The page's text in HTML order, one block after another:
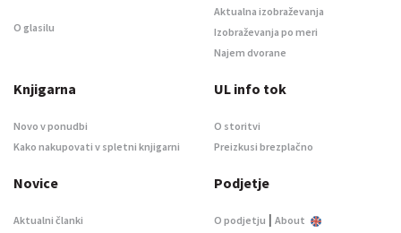
O glasilu
Aktualna izobraževanja
Izobraževanja po meri
Najem dvorane
Knjigarna
Novo v ponudbi
Kako nakupovati v spletni knjigarni
UL info tok
O storitvi
Preizkusi brezplačno
Novice
Aktualni članki
Podjetje
O podjetju | About